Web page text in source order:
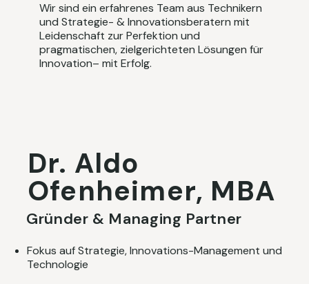
Wir sind ein erfahrenes Team aus Technikern
und Strategie- & Innovationsberatern mit
Leidenschaft zur Perfektion und
pragmatischen, zielgerichteten Lösungen für
Innovation– mit Erfolg.
Dr. Aldo
Ofenheimer, MBA
Gründer & Managing Partner
​Fokus auf Strategie, Innovations-Management und
Technologie​